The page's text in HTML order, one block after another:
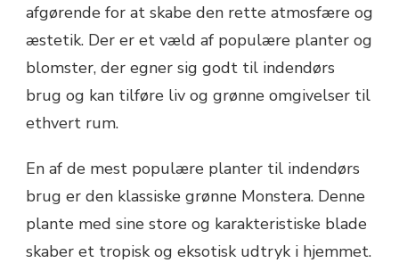
afgørende for at skabe den rette atmosfære og
æstetik. Der er et væld af populære planter og
blomster, der egner sig godt til indendørs
brug og kan tilføre liv og grønne omgivelser til
ethvert rum.
En af de mest populære planter til indendørs
brug er den klassiske grønne Monstera. Denne
plante med sine store og karakteristiske blade
skaber et tropisk og eksotisk udtryk i hjemmet.